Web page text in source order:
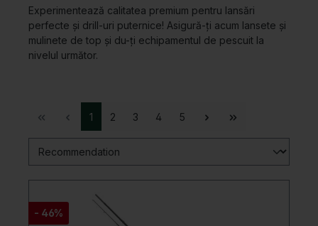
Experimentează calitatea premium pentru lansări
perfecte și drill-uri puternice! Asigură-ți acum lansete și
mulinete de top și du-ți echipamentul de pescuit la
nivelul următor.
1 2 3 4 5
- 46%